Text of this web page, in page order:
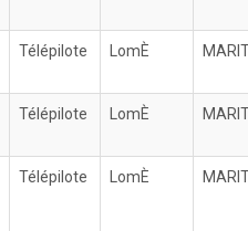
Télépilote LomÈ
Télépilote LomÈ
Télépilote LomÈ